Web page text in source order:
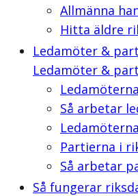
Allmänna
Hitta äldre
Ledamöter &
Ledamöter &
Ledamöterna
Så arbetar
Partierna i
Så arbetar
Så fungerar